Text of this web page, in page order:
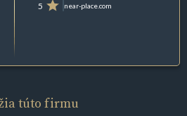
5 near-place.com
túto firmu